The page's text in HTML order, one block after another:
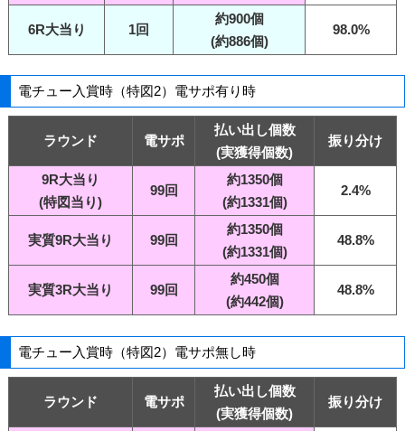
6R大当り 1回
約900個
(約886個)
98.0%
電チュー入賞時（特図2）電サポ有り時
ラウンド 電サポ
払い出し個数
(実獲得個数)
振り分け
9R大当り
(特図当り)
99回
約1350個
(約1331個)
2.4%
実質9R大当り 99回
約1350個
(約1331個)
48.8%
実質3R大当り 99回
約450個
(約442個)
48.8%
電チュー入賞時（特図2）電サポ無し時
ラウンド 電サポ
払い出し個数
(実獲得個数)
振り分け